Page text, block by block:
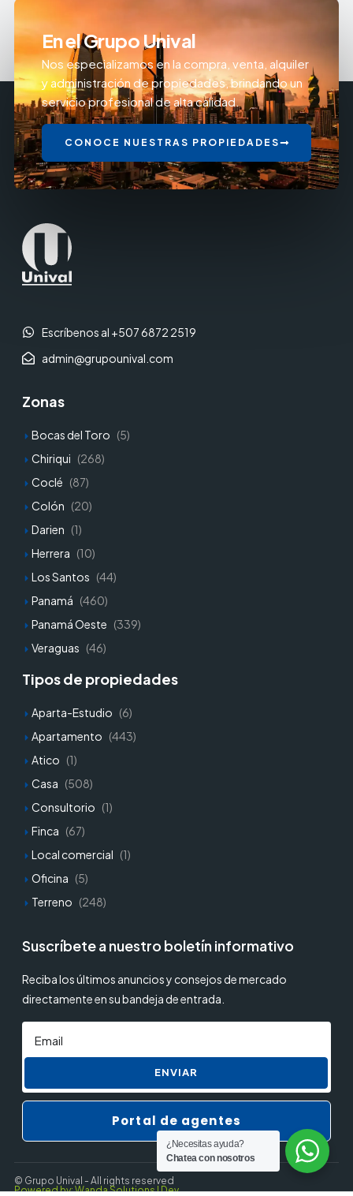
En el Grupo Unival
Nos especializamos en la compra, venta, alquiler
y administración de propiedades, brindando un
servicio profesional de alta calidad.
CONOCE NUESTRAS PROPIEDADES
Escríbenos al +507 6872 2519
admin@grupounival.com
Zonas
Bocas del Toro (5)
Chiriqui (268)
Coclé (87)
Colón (20)
Darien (1)
Herrera (10)
Los Santos (44)
Panamá (460)
Panamá Oeste (339)
Veraguas (46)
Tipos de propiedades
Aparta-Estudio (6)
Apartamento (443)
Atico (1)
Casa (508)
Consultorio (1)
Finca (67)
Local comercial (1)
Oficina (5)
Terreno (248)
Suscríbete a nuestro boletín informativo
Reciba los últimos anuncios y consejos de mercado
directamente en su bandeja de entrada.
ENVIAR
Portal de agentes
© Grupo Unival - All rights reserved
Powered by: Wanda Solutions | Dev.
¿Necesitas ayuda?
Chatea con nosotros